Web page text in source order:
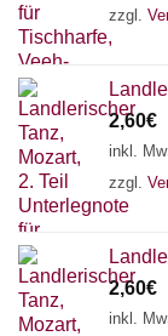
zzgl.
2,60€
inkl.
zzgl.
2,60€
inkl.
Chat Support
18 SAITEN